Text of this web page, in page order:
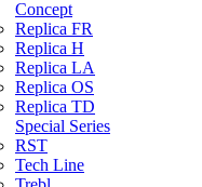
Concept
Replica FR
Replica H
Replica LA
Replica OS
Replica TD
Special Series
RST
Tech Line